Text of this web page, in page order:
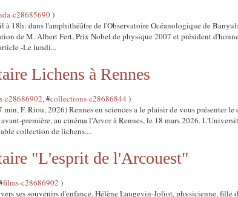
c28685690)
à 18h: dans l'amphithéâtre de l'Observatoire Océanologique de
de M. Albert Fert, Prix Nobel de physique 2007 et président
-Le lundi...
Lichens à Rennes
c28686902, #collections-c28686844 )
min, F. Riou, 2026) Rennes en sciences a le plaisir de vous présenter le
première, au cinéma l'Arvor à Rennes, le 18 mars 2026.
collection de lichens....
"L'esprit de l'Arcouest"
films-c28686902 )
ses souvenirs d'enfance, Hélène Langevin-Joliot, physicienne, fille